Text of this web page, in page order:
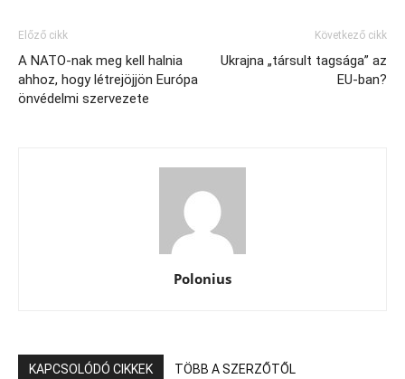
Előző cikk
A NATO-nak meg kell halnia
ahhoz, hogy létrejöjjön Európa
önvédelmi szervezete
Következő cikk
Ukrajna „társult tagsága” az
EU-ban?
Polonius
KAPCSOLÓDÓ CIKKEK TÖBB A SZERZŐTŐL